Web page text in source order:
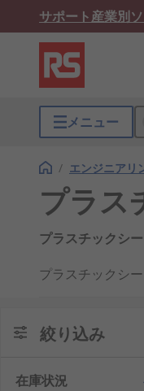
サポート産業別
メニュー
/ エンジニアリ
プラス
プラスチックシ
プラスチックシ
建設業
機械系エ
絞り込み
在庫状況